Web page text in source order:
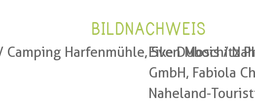
BILDNACHWEIS
Camping Harfenmühle, Sven Moschitz
Eike Dubois /
GmbH, Fabiola
Naheland-